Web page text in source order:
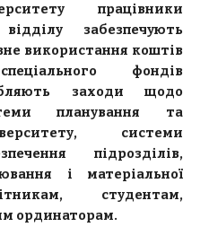
працівники
забезпечують
використання коштів
фондів
заходи щодо
планування та
системи
підрозділів,
і матеріальної
студентам,
ординаторам.